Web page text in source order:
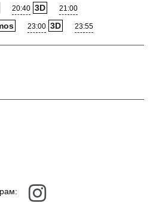
20:40 3D 21:00
23:00 3D 23:55